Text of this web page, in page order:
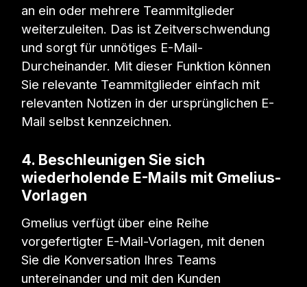
an ein oder mehrere Teammitglieder
weiterzuleiten. Das ist Zeitverschwendung
und sorgt für unnötiges E-Mail-
Durcheinander. Mit dieser Funktion können
Sie relevante Teammitglieder einfach mit
relevanten Notizen in der ursprünglichen E-
Mail selbst kennzeichnen.
4. Beschleunigen Sie sich
wiederholende E-Mails mit Gmelius-
Vorlagen
Gmelius verfügt über eine Reihe
vorgefertigter E-Mail-Vorlagen, mit denen
Sie die Konversation Ihres Teams
untereinander und mit den Kunden